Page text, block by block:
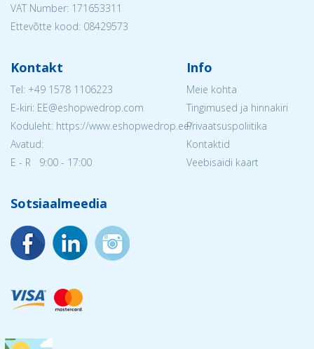
VAT Number: 171653311
Ettevõtte kood: 08429573
Kontakt
Tel: +49 1578 1106223
E-kiri: EE@eshopwedrop.com
Koduleht: https://www.eshopwedrop.ee/
Avatud:
E - R 9:00 - 17:00
Info
Meie kohta
Tingimused ja hinnakiri
Privaatsuspoliitika
Kontaktid
Veebisaidi kaart
Sotsiaalmeedia